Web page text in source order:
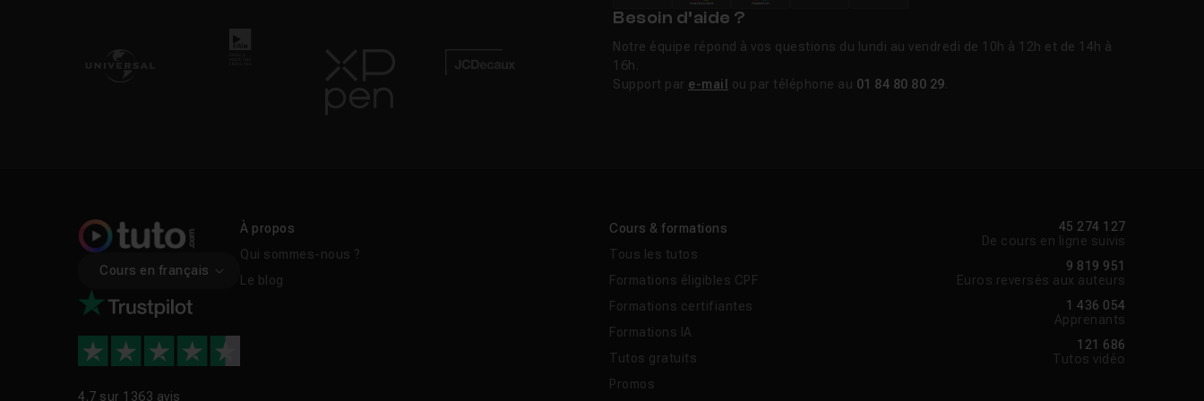
avec une refonte majeure baptisée Logic Pro X en 2013, l'arrivée des outils d'IA avec Logic Pro 11 en
2024 (Session Players, Stem Splitter), et enfin Logic Pro 12 en janvier 2026, qui place l'analyse
Logic Pro est-il disponible sur Windows ?
Voir la réponse
Faut-il savoir composer ou lire le solfège pour utiliser Logic Pro ?
Quelle est la différence entre Logic Pro et GarageBand ?
Besoin d’aide ?
Notre équipe répond à vos questions du lundi au vendredi de 10h à 12h et de 14h à
16h.
Support par e-mail ou par téléphone au 01 84 80 80 29
Cours en français
4.7 sur 1363 avis
À propos
Qui sommes-nous ?
Le blog
Cours & formations
Tous les tutos
Formations éligibles CPF
Formations certifiantes
Formations IA
Tutos gratuits
Promos
45 274 127
De cours en ligne suivis
9 819 951
Euros reversés aux auteurs
1 436 054
Apprenants
121 686
Tutos vidéo